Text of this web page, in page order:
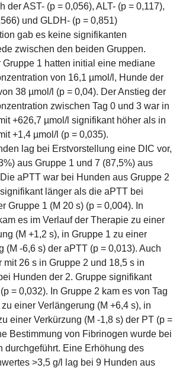
der AST- (p = 0,056), ALT- (p = 0,117),
und GLDH- (p = 0,851)
gab es keine signifikanten
zwischen den beiden Gruppen.
Gruppe 1 hatten initial eine mediane
von 16,1 µmol/l, Hunde der
38 µmol/l (p = 0,04). Der Anstieg der
zwischen Tag 0 und 3 war in
+626,7 µmol/l signifikant höher als in
+1,4 µmol/l (p = 0,035).
lag bei Erstvorstellung eine DIC vor,
aus Gruppe 1 und 7 (87,5%) aus
aPTT war bei Hunden aus Gruppe 2
länger als die aPTT bei
Gruppe 1 (M 20 s) (p = 0,004). In
es im Verlauf der Therapie zu einer
(M +1,2 s), in Gruppe 1 zu einer
(M -6,6 s) der aPTT (p = 0,013). Auch
mit 26 s in Gruppe 2 und 18,5 s in
Hunden der 2. Gruppe signifikant
= 0,032). In Gruppe 2 kam es von Tag
einer Verlängerung (M +6,4 s), in
einer Verkürzung (M -1,8 s) der PT (p =
Bestimmung von Fibrinogen wurde bei
durchgeführt. Eine Erhöhung des
>3,5 g/l lag bei 9 Hunden aus